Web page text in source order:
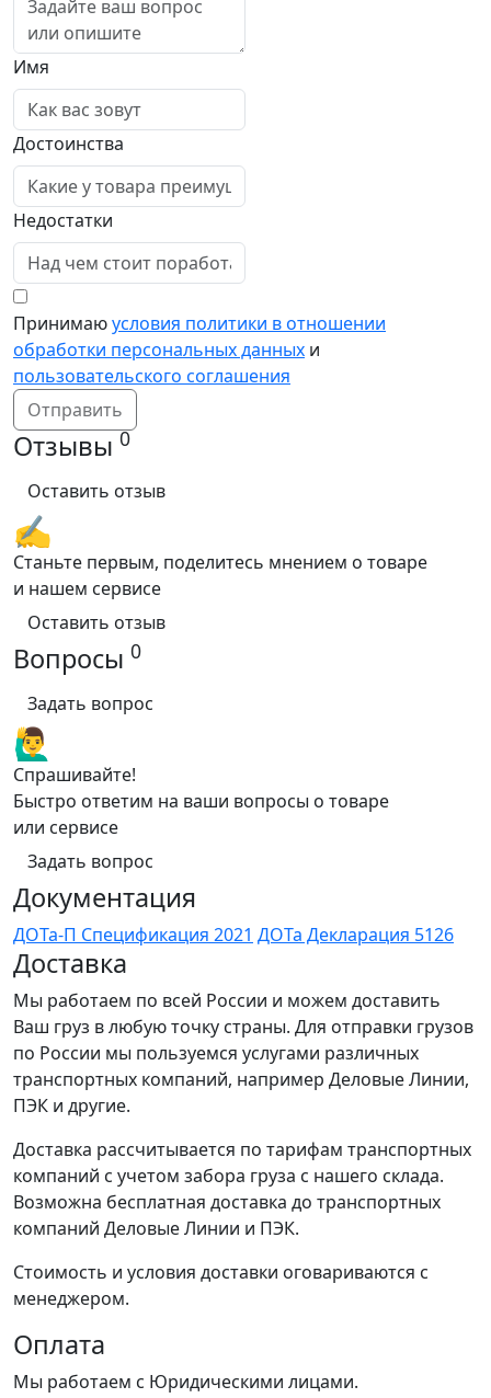
Имя
Достоинства
Недостатки
Принимаюусловия политики в отношении
обработки персональных данных и
пользовательского соглашения
Отправить
Отзывы 0
Оставить отзыв
✍️
Станьте первым, поделитесь мнением о товаре
и нашем сервисе
Оставить отзыв
Вопросы 0
Задать вопрос
🙋‍♂️
Спрашивайте!
Быстро ответим на ваши вопросы о товаре
или сервисе
Задать вопрос
Документация
ДОТа-П Спецификация 2021 ДОТа Декларация 5126
Доставка
Мы работаем по всей России и можем доставить
Ваш груз в любую точку страны. Для отправки грузов
по России мы пользуемся услугами различных
транспортных компаний, например Деловые Линии,
ПЭК и другие.
Доставка рассчитывается по тарифам транспортных
компаний с учетом забора груза с нашего склада.
Возможна бесплатная доставка до транспортных
компаний Деловые Линии и ПЭК.
Стоимость и условия доставки оговариваются с
менеджером.
Оплата
Мы работаем с Юридическими лицами.